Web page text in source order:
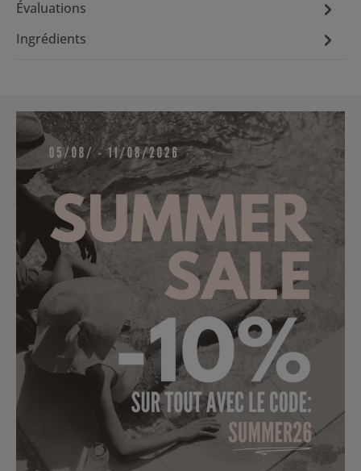
Évaluations
Ingrédients